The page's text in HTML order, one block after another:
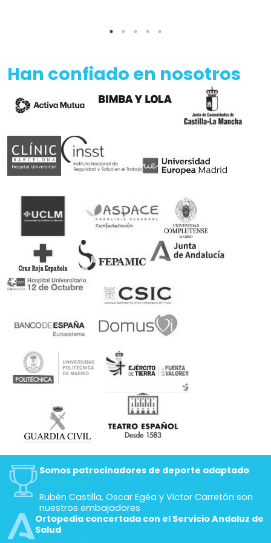
Han confiado en nosotros
Somos patrocinadores de deporte adaptado
Rubén Castilla, Oscar Egéa y Victor Carretón son
nuestros embajadores
Ortopedia concertada con el Servicio Andaluz de
Salud